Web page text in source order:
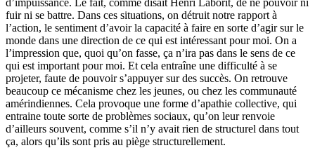
fuir ni se battre. Dans ces situations, on détruit notre rapport à
l’action, le sentiment d’avoir la capacité à faire en sorte d’agir sur le
monde dans une direction de ce qui est intéressant pour moi. On a
l’impression que, quoi qu’on fasse, ça n’ira pas dans le sens de ce
qui est important pour moi. Et cela entraîne une difficulté à se
projeter, faute de pouvoir s’appuyer sur des succès. On retrouve
beaucoup ce mécanisme chez les jeunes, ou chez les communauté
amérindiennes. Cela provoque une forme d’apathie collective, qui
entraine toute sorte de problèmes sociaux, qu’on leur renvoie
d’ailleurs souvent, comme s’il n’y avait rien de structurel dans tout
ça, alors qu’ils sont pris au piège structurellement.